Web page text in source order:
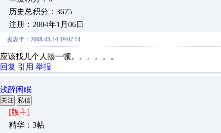
历史总积分：3675
注册：2004年1月06日
发表于：2008-05-16 19:07:14
应该找几个人揍一顿。。。。。。
回复 引用 举报
浅醉闲眠
关注 私信
[版主]
精华：3帖